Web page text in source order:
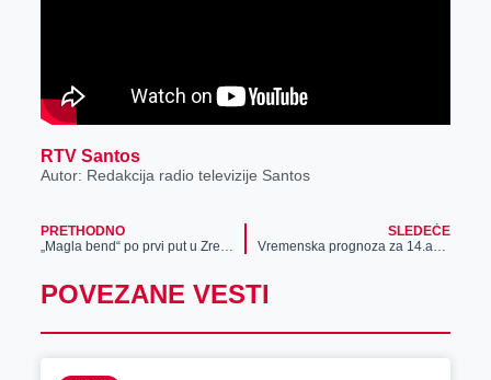
RTV Santos
Autor: Redakcija radio televizije Santos
PRETHODNO
SLEDEĆE
POVEZANE VESTI